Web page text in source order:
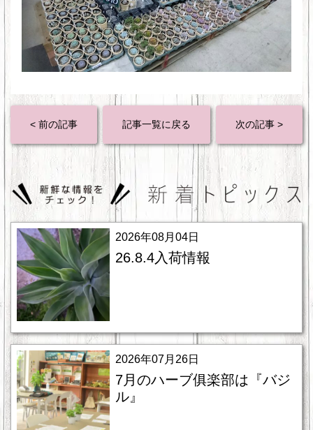
< 前の記事 記事一覧に戻る 次の記事 >
2026年08月04日
26.8.4入荷情報
2026年07月26日
7月のハーブ俱楽部は『バジ
ル』